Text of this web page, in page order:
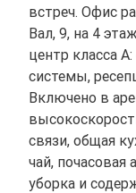
встреч. Офис
Вал, 9, на 4
центр класса
системы,
Включено в
связи, общая
чай, почасовая
уборка и